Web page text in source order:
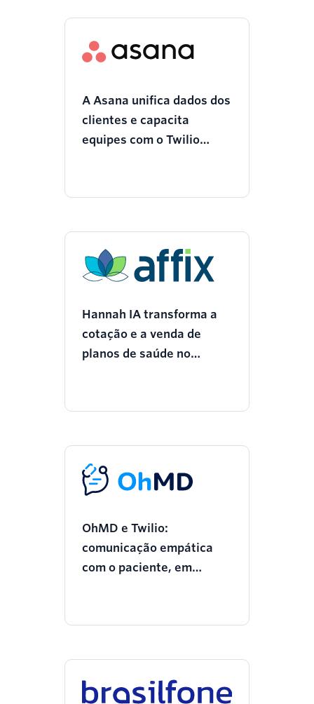
A Asana unifica dados dos
clientes e capacita
equipes com o Twilio
Hannah IA transforma a
cotação e a venda de
planos de saúde no
OhMD e Twilio:
comunicação empática
com o paciente, em